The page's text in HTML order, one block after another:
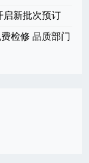
启新批次预订
检修 品质部门